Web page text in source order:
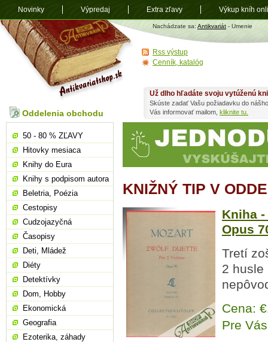
Antikvariát
shop.sk
Nachádzate sa: Antikvariát - Umenie
KNIŽNÝ TIP V
Kniha
Opus
Tretí
2 husle
Cena:
Pre
Už dlho hľadáte svoju vytúženú
Skúste zadať Vašu požiadavku do
Vás informovať mailom, kliknite tu.
Oddelenia obchodu
50 - 80 % ZĽAVY
Hitovky mesiaca
Knihy do Eura
Knihy s podpisom autora
Beletria, Poézia
Cestopisy
Cudzojazyčná
Časopisy
Deti, Mládež
Diéty
Detektívky
Dom, Hobby
Ekonomická
Geografia
Ezoterika, záhady
Rss výstup
Cenník, katalóg
Novinky Výpredaj Extra zľavy Výkup kníh